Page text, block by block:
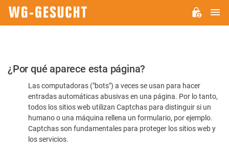
Por
favor,
confirme
humano
¿Por qué aparece esta página?
Las computadoras ("bots") a veces se usan para hacer
entradas automáticas abusivas en una página. Por lo tanto,
todos los sitios web utilizan Captchas para distinguir si un
humano o una máquina rellena un formulario, por ejemplo.
Captchas son fundamentales para proteger los sitios web y
los servicios.